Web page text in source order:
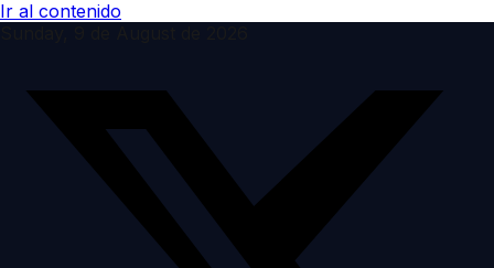
Ir al contenido